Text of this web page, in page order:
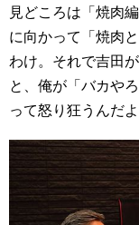
見どころは「焼肉
に向かって「焼肉
わけ。それで吉田
と、俺が「バカや
って怒り狂うんだよ